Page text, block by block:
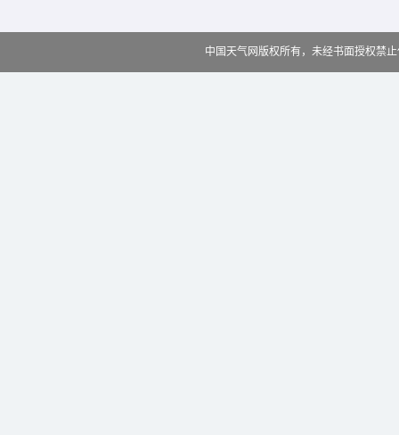
中国天气网版权所有，未经书面授权